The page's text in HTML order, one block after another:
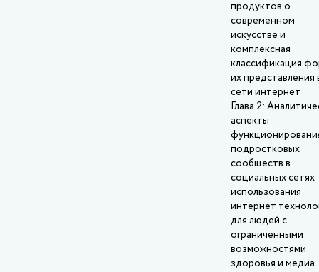
продуктов о
современном
искусстве и
комплексная
классификация
их представления
сети интернет
Глава 2:
аспекты
подростковых
сообществ в
социальных сетях
использования
интернет
для людей с
ограниченными
возможностями
здоровья и медиа